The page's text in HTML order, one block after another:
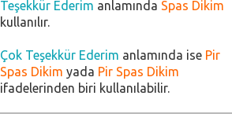
Teşekkür Ederim anlamında Spas Dikim
kullanılır.
Çok Teşekkür Ederim anlamında ise Pir
Spas Dikim yada Pir Spas Dikim
ifadelerinden biri kullanılabilir.